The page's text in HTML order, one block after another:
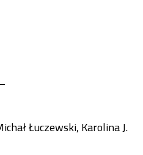
Łuczewski, Karolina J.